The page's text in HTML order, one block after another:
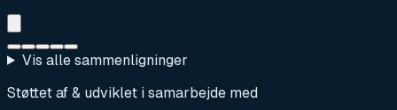
Vis alle sammenligninger
Støttet af & udviklet i samarbejde med